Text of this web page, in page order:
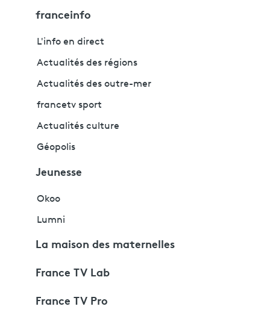
franceinfo
L'info en direct
Actualités des régions
Actualités des outre-mer
francetv sport
Actualités culture
Géopolis
Jeunesse
Okoo
Lumni
La maison des maternelles
France TV Lab
France TV Pro